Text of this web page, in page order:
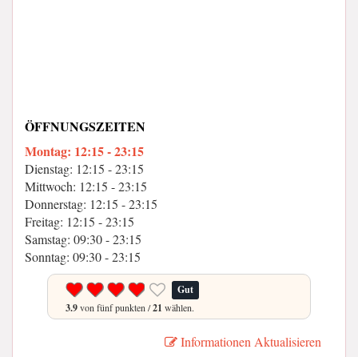
ÖFFNUNGSZEITEN
Montag: 12:15 - 23:15
Dienstag: 12:15 - 23:15
Mittwoch: 12:15 - 23:15
Donnerstag: 12:15 - 23:15
Freitag: 12:15 - 23:15
Samstag: 09:30 - 23:15
Sonntag: 09:30 - 23:15
Gut
3.9von fünf punkten /21 wählen.
Informationen Aktualisieren